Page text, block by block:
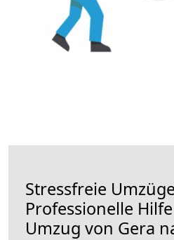
Stressfreie
Professionelle
Umzug von Gera